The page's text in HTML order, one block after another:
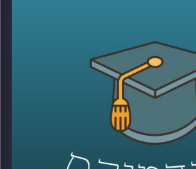
חושף את הנתונים
מפרק את המושגים
כמרכיבים בהצלחה ומסביר
לעשות סטארטאפ בלי